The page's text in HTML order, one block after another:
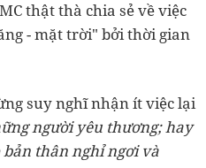
thật thà chia sẻ về việc
- mặt trời" bởi thời gian
suy nghĩ nhận ít việc lại
người yêu thương; hay
thân nghỉ ngơi và